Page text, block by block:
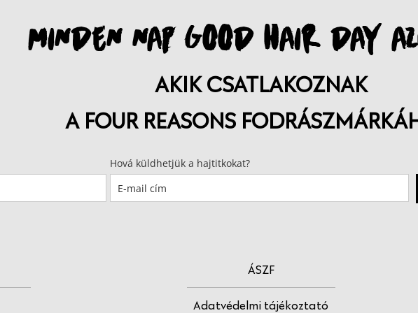
MINDEN NAP GOOD HAIR DAY
AKIK CSATLAKOZNAK
A FOUR REASONS
Hová küldhetjük a hajtitkokat?
ÁSZF
Adatvédelmi tájékoztató